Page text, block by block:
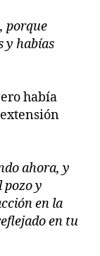
porque
y habías
había
ahora, y
pozo y
en la
en tu